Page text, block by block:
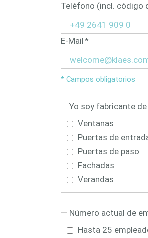
Campo
obligatorio
Teléfono (incl. código
Campo
obligatorio
E-Mail*
* Campos obligatorios
Yo soy fabricante
Ventanas
Puertas de
Puertas de paso
Fachadas
Verandas
Número actual de
Hasta 25